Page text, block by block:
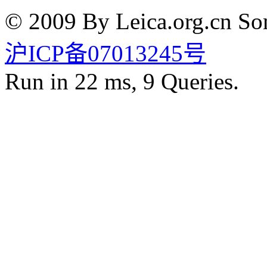
© 2009 By Leica.org.cn
沪ICP备07013245号
Run in 22 ms, 9 Queries.